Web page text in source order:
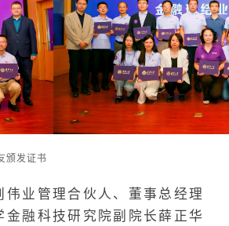
颁发证书
伟业管理合伙人、董事总经理
金融科技研究院副院长薛正华